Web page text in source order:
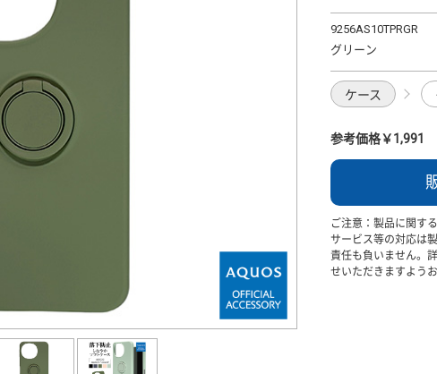
9256AS10TPRGR
グリーン
ケース
参考価格￥1,991
ご注意：製品に関す
サービス等の対応は
責任も負いません。
せいただきますよう